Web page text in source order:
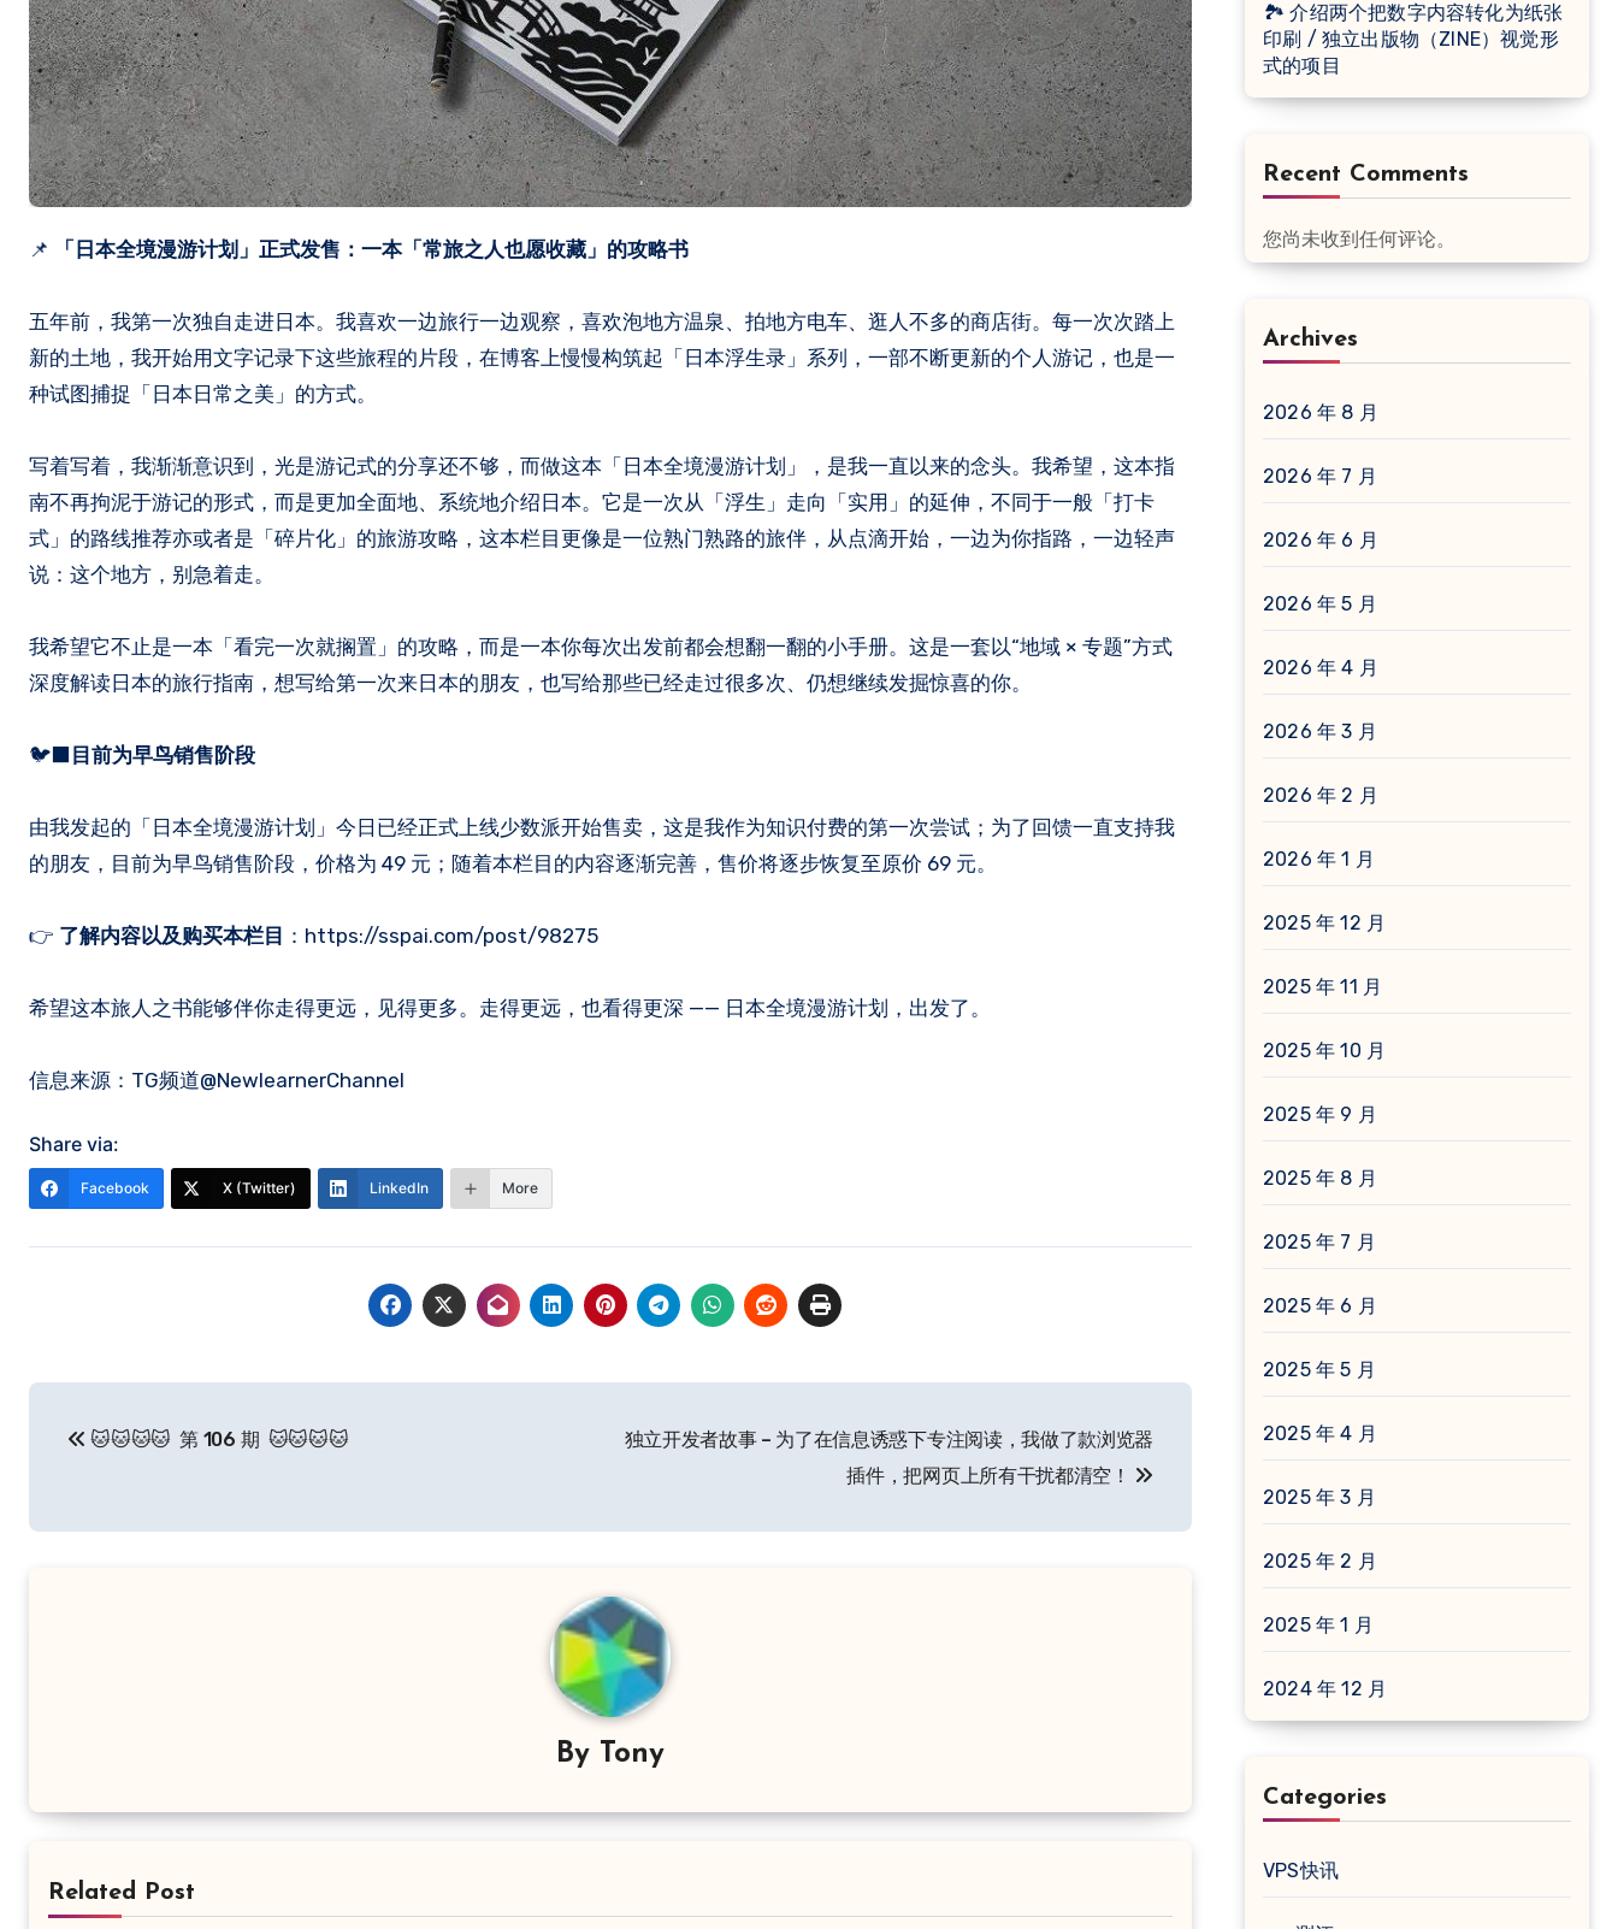
「日本全境漫游计划」正式发售：一本「常旅之人也愿收藏」的攻略书
五年前，我第一次独自走进日本。我喜欢一边旅行一边观察，喜欢泡地方温泉、拍地方电车、逛人不多的商店街。每一次次踏上
新的土地，我开始用文字记录下这些旅程的片段，在博客上慢慢构筑起「日本浮生录」系列，一部不断更新的个人游记，也是一
种试图捕捉「日本日常之美」的方式。
写着写着，我渐渐意识到，光是游记式的分享还不够，而做这本「日本全境漫游计划」，是我一直以来的念头。我希望，这本指
南不再拘泥于游记的形式，而是更加全面地、系统地介绍日本。它是一次从「浮生」走向「实用」的延伸，不同于一般「打卡
式」的路线推荐亦或者是「碎片化」的旅游攻略，这本栏目更像是一位熟门熟路的旅伴，从点滴开始，一边为你指路，一边轻声
说：这个地方，别急着走。
我希望它不止是一本「看完一次就搁置」的攻略，而是一本你每次出发前都会想翻一翻的小手册。这是一套以“地域 × 专题”方式
深度解读日本的旅行指南，想写给第一次来日本的朋友，也写给那些已经走过很多次、仍想继续发掘惊喜的你。
🐦‍⬛ 目前为早鸟销售阶段
由我发起的「日本全境漫游计划」今日已经正式上线少数派开始售卖，这是我作为知识付费的第一次尝试；为了回馈一直支持我
的朋友，目前为早鸟销售阶段，价格为 49 元；随着本栏目的内容逐渐完善，售价将逐步恢复至原价 69 元。
👉 了解内容以及购买本栏目 ：https://sspai.com/post/98275
希望这本旅人之书能够伴你走得更远，见得更多。走得更远，也看得更深 —— 日本全境漫游计划，出发了。
信息来源：TG频道@NewlearnerChannel
Share via:
Facebook X (Twitter) LinkedIn More
🐱🐱🐱🐱 第 106 期 🐱🐱🐱🐱
独立开发者故事 – 为了在信息诱惑下专注阅读，我做了款浏览器
插件，把网页上所有干扰都清空！
By Tony
Related Post
🏞 介绍两个把数字内容转化为纸张
印刷 / 独立出版物（ZINE）视觉形
式的项目
Recent Comments
您尚未收到任何评论。
Archives
2026 年 8 月
2026 年 7 月
2026 年 6 月
2026 年 5 月
2026 年 4 月
2026 年 3 月
2026 年 2 月
2026 年 1 月
2025 年 12 月
2025 年 11 月
2025 年 10 月
2025 年 9 月
2025 年 8 月
2025 年 7 月
2025 年 6 月
2025 年 5 月
2025 年 4 月
2025 年 3 月
2025 年 2 月
2025 年 1 月
2024 年 12 月
Categories
VPS快讯